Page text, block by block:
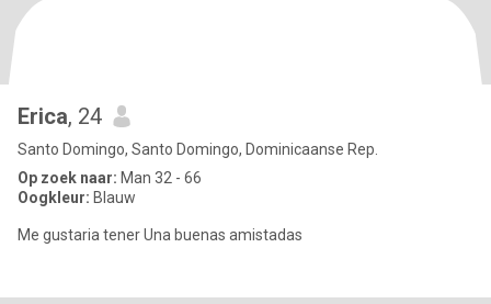
Erica, 24
Santo Domingo, Santo Domingo, Dominicaanse Rep.
Op zoek naar: Man 32 - 66
Oogkleur: Blauw
Me gustaria tener Una buenas amistadas